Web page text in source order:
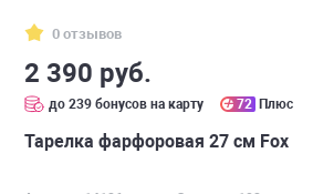
0 отзывов
2 390 руб.
до 239 бонусов на карту 72 Плюс
Тарелка фарфоровая 27 см Fox